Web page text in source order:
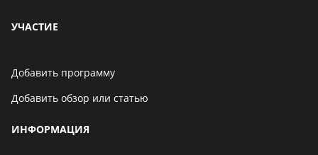
УЧАСТИЕ
Добавить программу
Добавить обзор или статью
ИНФОРМАЦИЯ